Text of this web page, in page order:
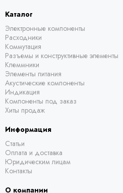
Каталог
Электронные компоненты
Расходники
Коммутация
Разъемы и конструктивные элементы
Клеммники
Элементы питания
Акустические компоненты
Индикация
Компоненты под заказ
Хиты продаж
Информация
Статьи
Оплата и доставка
Юридическим лицам
Контакты
О компании